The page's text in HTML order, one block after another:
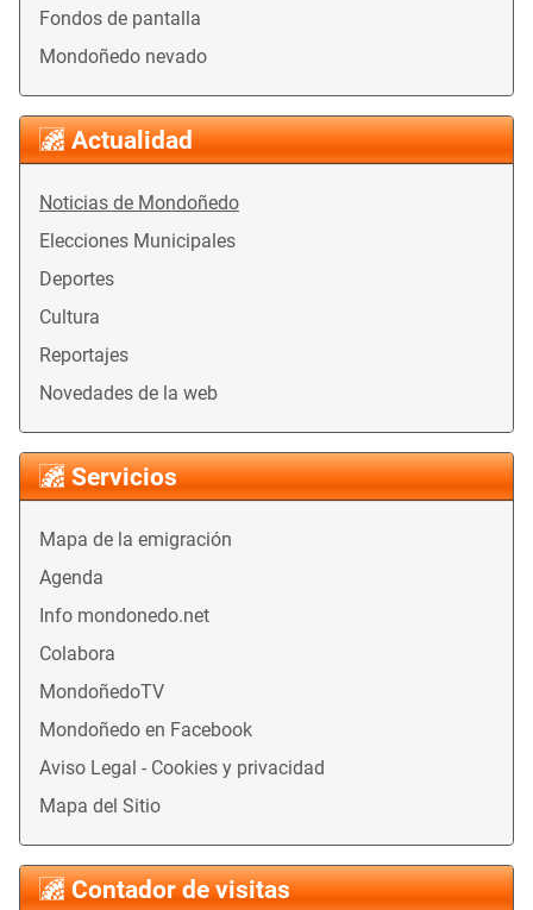
Fondos de pantalla
Mondoñedo nevado
Actualidad
Noticias de Mondoñedo
Elecciones Municipales
Deportes
Cultura
Reportajes
Novedades de la web
Servicios
Mapa de la emigración
Agenda
Info mondonedo.net
Colabora
MondoñedoTV
Mondoñedo en Facebook
Aviso Legal - Cookies y privacidad
Mapa del Sitio
Contador de visitas